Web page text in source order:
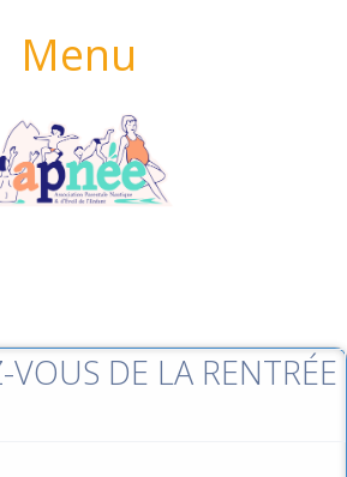
Menu
VOUS DE LA RENTRÉE